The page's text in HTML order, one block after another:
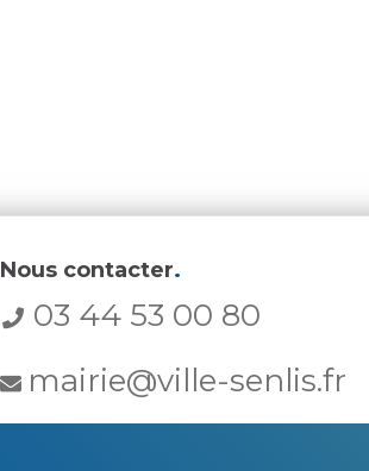
Nous contacter.
03 44 53 00 80
mairie@ville-senlis.fr